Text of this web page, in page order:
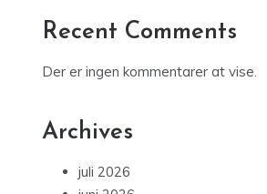
Recent Comments
Der er ingen kommentarer at vise.
Archives
juli 2026